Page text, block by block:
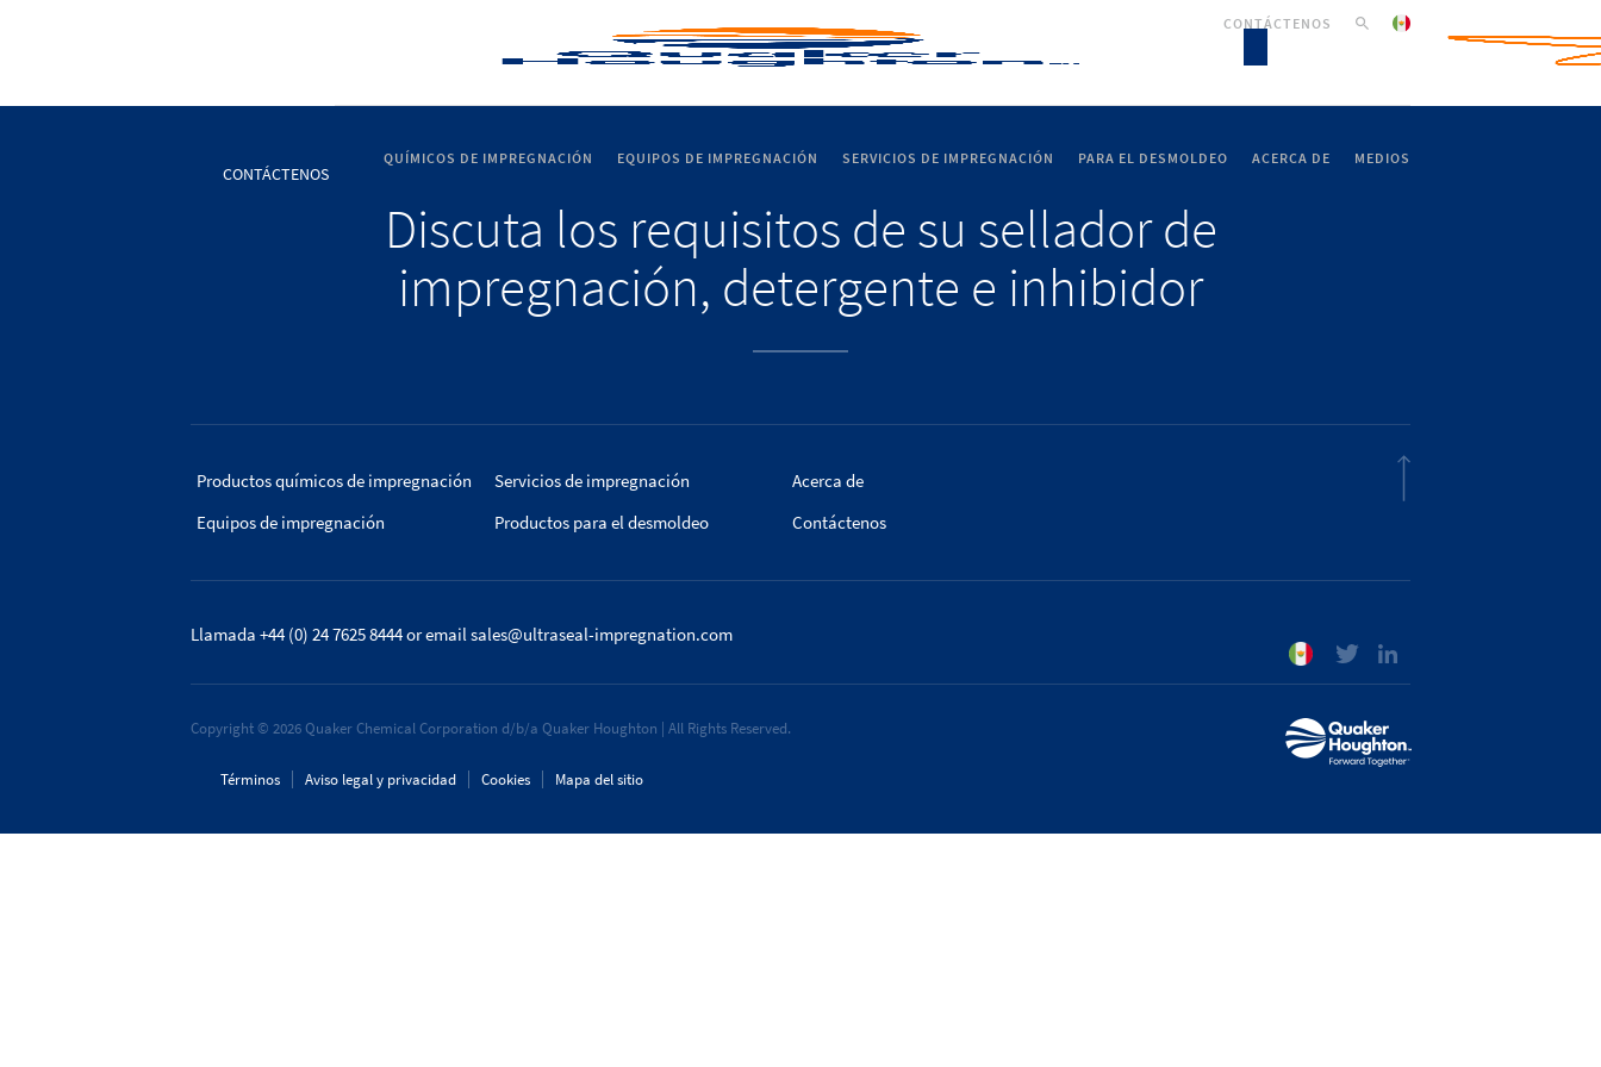
QUÍMICOS DE IMPREGNACIÓN EQUIPOS DE IMPREGNACIÓN SERVICIOS DE IMPREGNACIÓN PARA EL DESMOLDEO ACERCA DE MEDIOS
CONTÁCTENOS
CONTÁCTENOS
Discuta los requisitos de su sellador de
impregnación, detergente e inhibidor
Productos químicos de impregnación
Equipos de impregnación
Servicios de impregnación
Productos para el desmoldeo
Acerca de
Contáctenos
Llamada +44 (0) 24 7625 8444or emailsales@ultraseal-impregnation.com
Copyright © 2026 Quaker Chemical Corporation d/b/a Quaker Houghton | All Rights Reserved.
Términos Aviso legal y privacidad Cookies Mapa del sitio